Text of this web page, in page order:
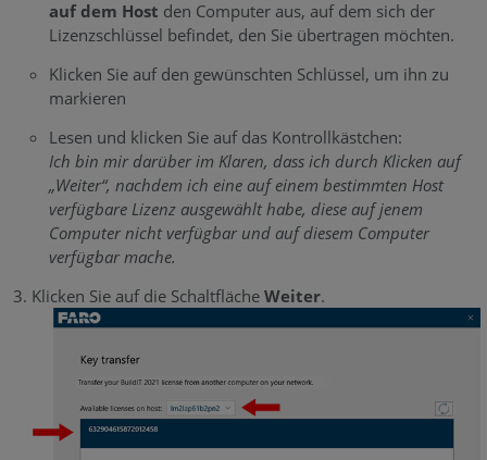
auf dem Host den Computer aus, auf dem sich der
Lizenzschlüssel befindet, den Sie übertragen möchten.
Klicken Sie auf den gewünschten Schlüssel, um ihn zu
markieren
Lesen und klicken Sie auf das Kontrollkästchen:
Ich bin mir darüber im Klaren, dass ich durch Klicken auf
„Weiter“, nachdem ich eine auf einem bestimmten Host
verfügbare Lizenz ausgewählt habe, diese auf jenem
Computer nicht verfügbar und auf diesem Computer
verfügbar mache.
Klicken Sie auf die Schaltfläche Weiter.